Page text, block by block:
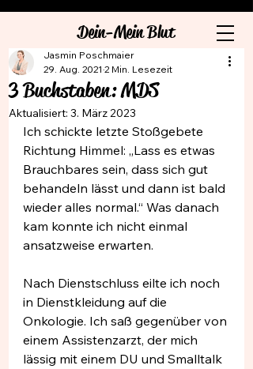
Dein-Mein Blut
3 Buchstaben: MDS
Jasmin Poschmaier
29. Aug. 2021 2 Min. Lesezeit
Aktualisiert: 3. März 2023
Ich schickte letzte Stoßgebete
Richtung Himmel: „Lass es etwas
Brauchbares sein, dass sich gut
behandeln lässt und dann ist bald
wieder alles normal.“ Was danach
kam konnte ich nicht einmal
ansatzweise erwarten.
Nach Dienstschluss eilte ich noch
in Dienstkleidung auf die
Onkologie. Ich saß gegenüber von
einem Assistenzarzt, der mich
lässig mit einem DU und Smalltalk